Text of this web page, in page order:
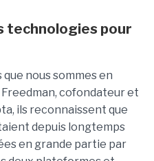
technologies pour
nous sommes en
Freedman, cofondateur et
ils reconnaissent que
depuis longtemps
en grande partie par